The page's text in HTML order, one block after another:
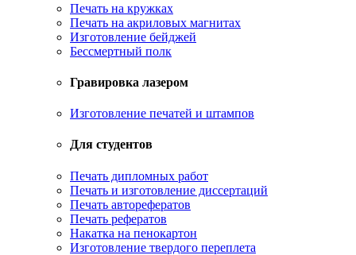
Печать на кружках
Печать на акриловых магнитах
Изготовление бейджей
Бессмертный полк
Гравировка лазером
Изготовление печатей и штампов
Для студентов
Печать дипломных работ
Печать и изготовление диссертаций
Печать авторефератов
Печать рефератов
Накатка на пенокартон
Изготовление твердого переплета